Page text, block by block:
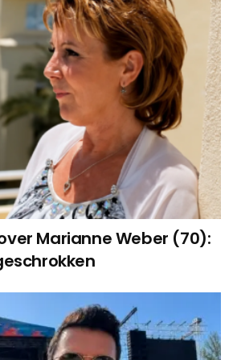
Marianne Weber (70):